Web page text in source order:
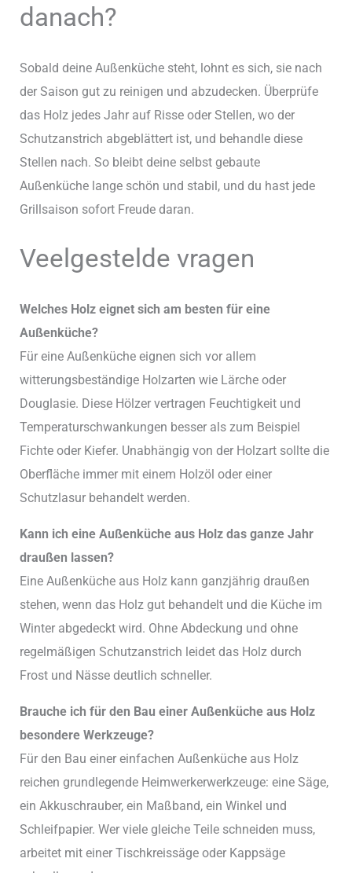
danach?
Sobald deine Außenküche steht, lohnt es sich, sie nach
der Saison gut zu reinigen und abzudecken. Überprüfe
das Holz jedes Jahr auf Risse oder Stellen, wo der
Schutzanstrich abgeblättert ist, und behandle diese
Stellen nach. So bleibt deine selbst gebaute
Außenküche lange schön und stabil, und du hast jede
Grillsaison sofort Freude daran.
Veelgestelde vragen
Welches Holz eignet sich am besten für eine
Außenküche?
Für eine Außenküche eignen sich vor allem
witterungsbeständige Holzarten wie Lärche oder
Douglasie. Diese Hölzer vertragen Feuchtigkeit und
Temperaturschwankungen besser als zum Beispiel
Fichte oder Kiefer. Unabhängig von der Holzart sollte die
Oberfläche immer mit einem Holzöl oder einer
Schutzlasur behandelt werden.
Kann ich eine Außenküche aus Holz das ganze Jahr
draußen lassen?
Eine Außenküche aus Holz kann ganzjährig draußen
stehen, wenn das Holz gut behandelt und die Küche im
Winter abgedeckt wird. Ohne Abdeckung und ohne
regelmäßigen Schutzanstrich leidet das Holz durch
Frost und Nässe deutlich schneller.
Brauche ich für den Bau einer Außenküche aus Holz
besondere Werkzeuge?
Für den Bau einer einfachen Außenküche aus Holz
reichen grundlegende Heimwerkerwerkzeuge: eine Säge,
ein Akkuschrauber, ein Maßband, ein Winkel und
Schleifpapier. Wer viele gleiche Teile schneiden muss,
arbeitet mit einer Tischkreissäge oder Kappsäge